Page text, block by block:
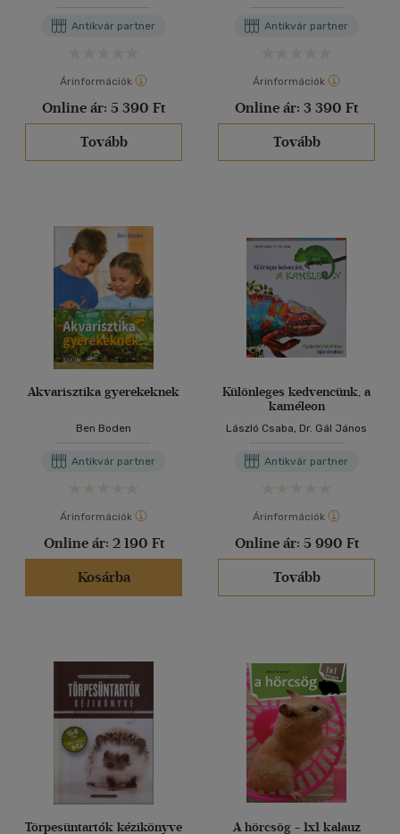
Antikvár partner
Árinformációk
Online ár: 5 390 Ft
Tovább
Antikvár partner
Árinformációk
Online ár: 3 390 Ft
Tovább
Akvarisztika gyerekeknek
Ben Boden
Antikvár partner
Árinformációk
Online ár: 2 190 Ft
Kosárba
Különleges kedvencünk, a
kaméleon
László Csaba, Dr. Gál János
Antikvár partner
Árinformációk
Online ár: 5 990 Ft
Tovább
Törpesüntartók kézikönyve A hörcsög - 1x1 kalauz